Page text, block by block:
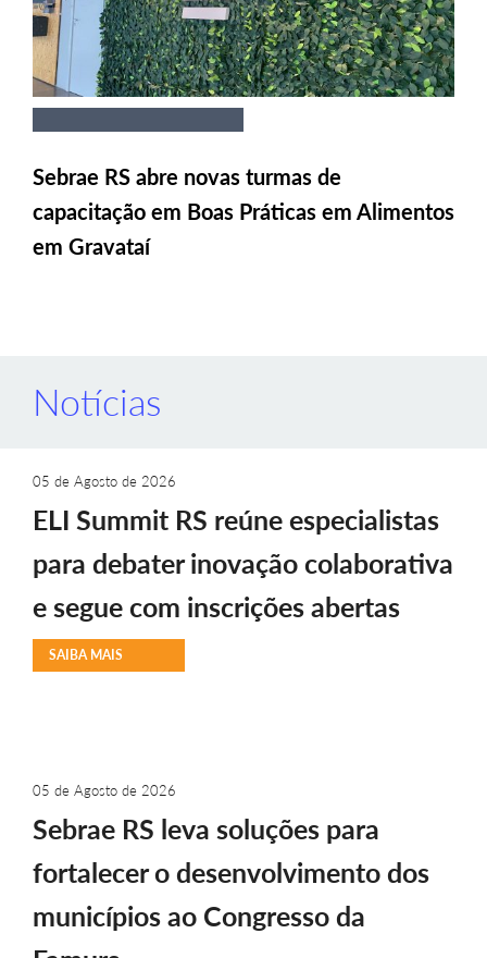
Sebrae RS abre novas turmas de
capacitação em Boas Práticas em Alimentos
em Gravataí
Notícias
05 de Agosto de 2026
ELI Summit RS reúne especialistas
para debater inovação colaborativa
e segue com inscrições abertas
SAIBA MAIS
05 de Agosto de 2026
Sebrae RS leva soluções para
fortalecer o desenvolvimento dos
municípios ao Congresso da